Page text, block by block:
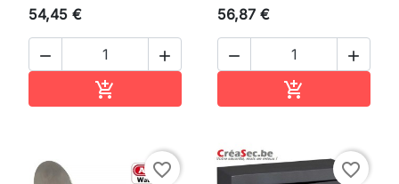
54,45 €
 

56,87 €
 

favorite_border favorite_border